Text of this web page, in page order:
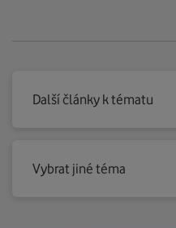
Další články k tématu
Vybrat jiné téma